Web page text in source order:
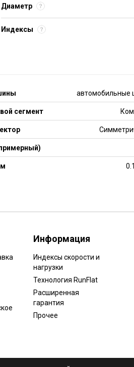
Диаметр
Индексы
автомобильные
сегмент
Информация
Индексы скорости и
нагрузки
Технология RunFlat
Расширенная
гарантия
Прочее